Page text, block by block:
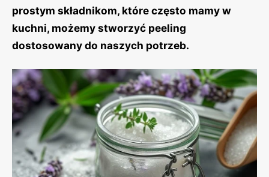
prostym składnikom, które często mamy w
kuchni, możemy stworzyć peeling
dostosowany do naszych potrzeb.